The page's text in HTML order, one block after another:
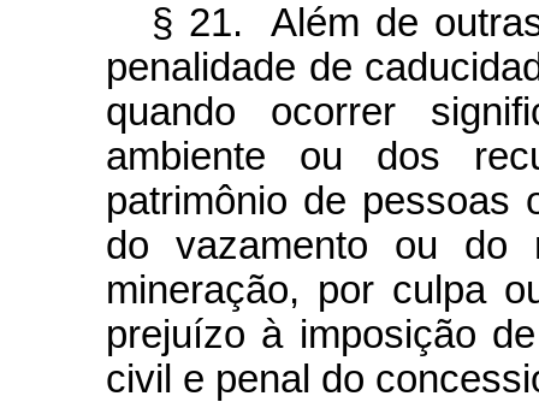
§ 21. Além de
penalidade de
quando ocorrer
ambiente ou dos
patrimônio de pessoas
do vazamento ou do
mineração, por culpa
prejuízo à imposição
civil e penal do